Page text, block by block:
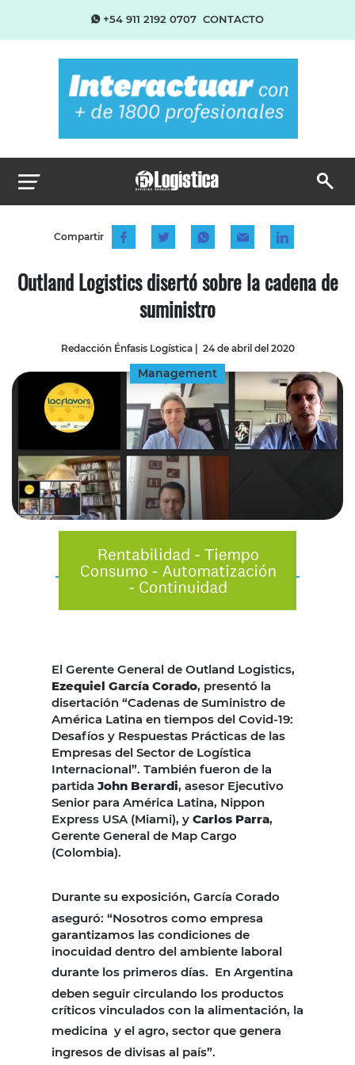
+54 911 2192 0707 CONTACTO
Compartir
Outland Logistics disertó sobre la cadena de
suministro
Redacción Énfasis Logística| 24 de abril del 2020
Management
El Gerente General de Outland Logistics,
Ezequiel García Corado, presentó la
disertación “Cadenas de Suministro de
América Latina en tiempos del Covid-19:
Desafíos y Respuestas Prácticas de las
Empresas del Sector de Logística
Internacional”. También fueron de la
partida John Berardi, asesor Ejecutivo
Senior para América Latina, Nippon
Express USA (Miami), y Carlos Parra,
Gerente General de Map Cargo
(Colombia).
Durante su exposición, García Corado
aseguró: “Nosotros como empresa
garantizamos las condiciones de
inocuidad dentro del ambiente laboral
durante los primeros días. En Argentina
deben seguir circulando los productos
críticos vinculados con la alimentación, la
medicina y el agro, sector que genera
ingresos de divisas al país”.